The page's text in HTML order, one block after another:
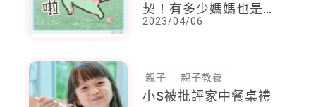
契！有多少媽媽也是這
樣的？
2023/04/06
親子 親子教養
小S被批評家中餐桌禮